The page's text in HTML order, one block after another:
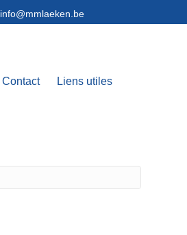
info@mmlaeken.be
Contact Liens utiles